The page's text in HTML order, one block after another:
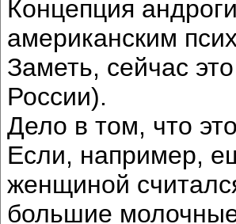
Концепция
американским
Заметь, сейчас
России).
Дело в том, что
Если, например,
женщиной
большие молочные